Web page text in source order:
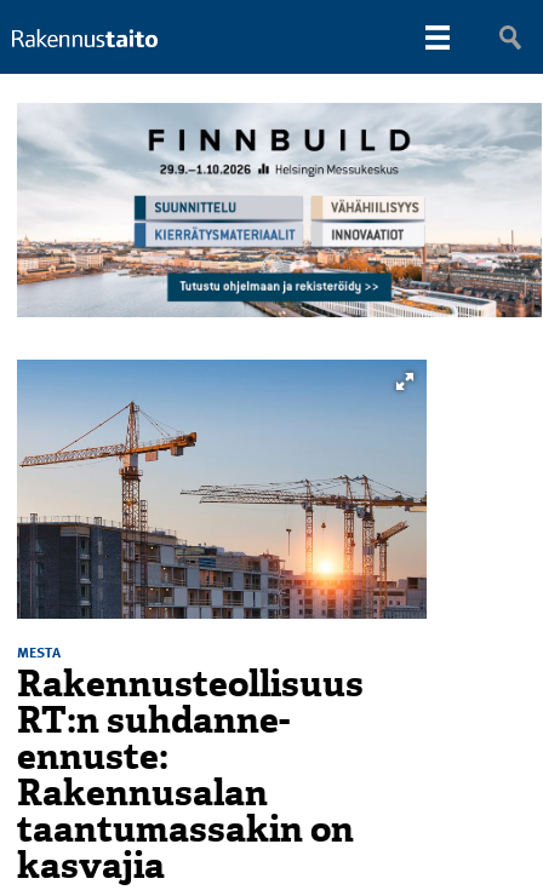
MESTA
Rakennusteollisuus
RT:n suhdanne-
ennuste:
Rakennusalan
taantumassakin on
kasvajia